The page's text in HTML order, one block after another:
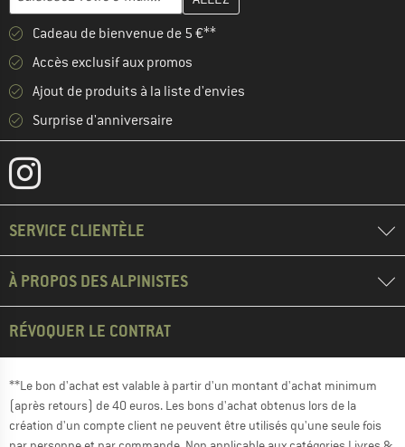
Cadeau de bienvenue de 5 €**
Accès exclusif aux promos
Ajout de produits à la liste d'envies
Surprise d'anniversaire
SERVICE CLIENTÈLE
À PROPOS DES ALPINISTES
RÉVOQUER LE CONTRAT
**Le bon d'achat est valable à partir d'un montant d'achat minimum
(après retours) de 40 euros. Les bons d'achat obtenus lors de la
création d'un compte client ne peuvent être utilisés qu'une seule fois